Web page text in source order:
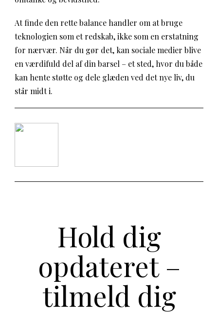
At finde den rette balance handler om at bruge
teknologien som et redskab, ikke som en erstatning
for nærvær. Når du gør det, kan sociale medier blive
en værdifuld del af din barsel – et sted, hvor du både
kan hente støtte og dele glæden ved det nye liv, du
står midt i.
Hold dig
opdateret –
tilmeld dig